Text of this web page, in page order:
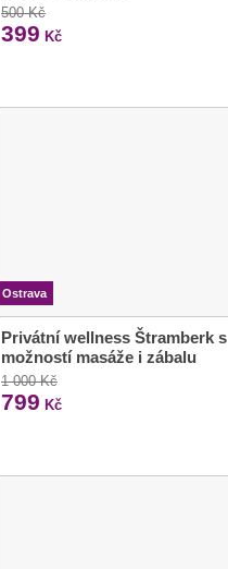
500 Kč
399 Kč
Ostrava
Privátní wellness Štramberk s
možností masáže i zábalu
1 000 Kč
799 Kč